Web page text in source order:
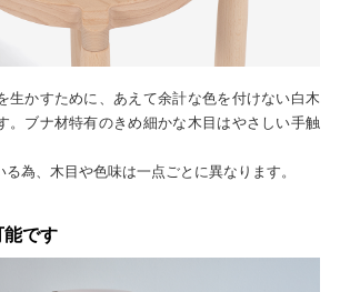
生かすために、あえて余計な色を付けない白木
。ブナ材特有のきめ細かな木目はやさしい手触
為、木目や色味は一点ごとに異なります。
能です